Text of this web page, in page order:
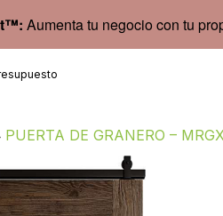
Aumenta tu negocio con tu
PUERTA DE GRANERO –